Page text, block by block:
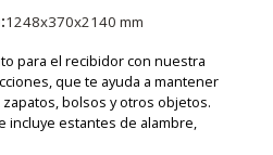
1248x370x2140 mm
para el recibidor con nuestra
que te ayuda a mantener
bolsos y otros objetos.
incluye estantes de alambre,